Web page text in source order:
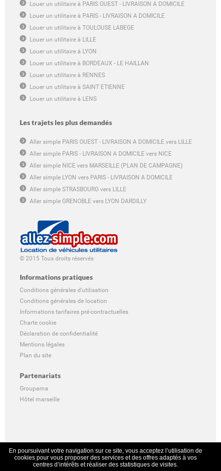
Louer un utilitaire à PARIS OUEST - LIVRAISON A DOMICILE
Louer un utilitaire à PARIS - LIVRAISON A DOMICILE
Louer un utilitaire à TOULOUSE LABEGE
Louer un utilitaire à LILLE
Louer un utilitaire à LYON
Louer un utilitaire à BORDEAUX - LE HAILLAN
Louer un utilitaire à RENNES
Louer un utilitaire à SAINT ETIENNE
Louer un utilitaire à LENS
Les trajets les plus demandés
Aller simple PARIS OUEST - LIVRAISON A DOMICILE vers LILLE
Aller simple PARIS - LIVRAISON A DOMICILE vers NICE
Aller simple NICE vers MARSEILLE (PLAN DE CAMPAGNE)
Aller simple LYON vers PARIS - LIVRAISON A DOMICILE
Aller simple STRASBOURG vers LILLE
Aller simple GRENOBLE vers LYON DARDILLY
© 2015 Tous droits réservés
Informations pratiques
Conditions générales d'utilisation
Conditions générales de location
Informations tarifaires pré-contractuelles
Charte cookie
Déclaration de confidentialité
Mentions légales
Plan du site
Partenariats
Groupama
Hôtel marseille
En poursuivant votre navigation sur ce site, vous acceptez l’utilisation de
cookies pour vous proposer des services et des offres adaptés à vos
centres d’intérêts et réaliser des statistiques de visites.